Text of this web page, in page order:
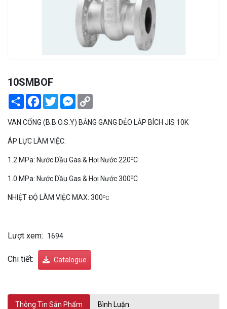
10SMBOF
Share Facebook
TwitterMessenger
VAN CỔNG (B.B.O.S.Y) BẰNG GANG DẺO LẮP BÍCH JIS 10K
ÁP LỰC LÀM VIỆC:
1.2 MPa: Nước Dầu Gas & Hơi Nước 220oC
1.0 MPa: Nước Dầu Gas & Hơi Nước 300oC
NHIỆT ĐỘ LÀM VIỆC MAX: 300OC
Lượt xem: 1694
Chi tiết: Catalogue
Thông Tin Sản Phẩm Bình Luận